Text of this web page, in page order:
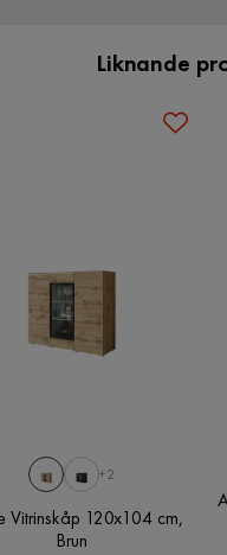
Liknande
+2
Vitrinskåp 120x104 cm,
Brun